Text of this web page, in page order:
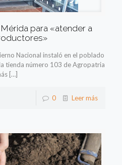
para «atender a
Nacional instaló en el poblado
tienda número 103 de Agropatria
[…]
0 Leer más